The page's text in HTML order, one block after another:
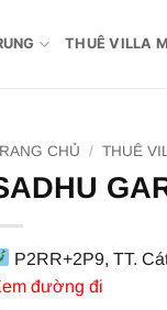
THUÊ VILLA
CHỦ / THUÊ
P2RR+2P9, TT.
đường đi